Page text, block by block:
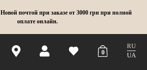
почтой при заказе от 3000 грн при полной
оплате онлайн.
0
RU
UA